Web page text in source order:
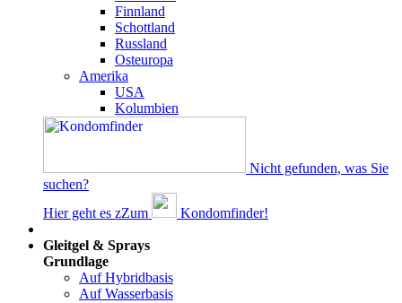
Finnland
Schottland
Russland
Osteuropa
Amerika
USA
Kolumbien
Nicht gefunden, was Sie
suchen?
Hier geht es zZum
Kondomfinder!
Gleitgel & Sprays
Grundlage
Auf Hybridbasis
Auf Wasserbasis